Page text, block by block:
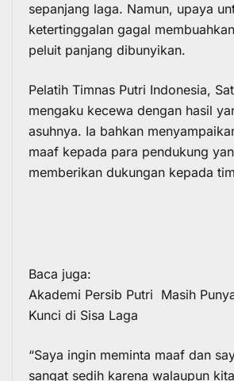
sepanjang laga. Namun, upaya
ketertinggalan gagal
peluit panjang dibunyikan.
Pelatih Timnas Putri Indonesia,
mengaku kecewa dengan hasil
asuhnya. Ia bahkan
maaf kepada para pendukung
memberikan dukungan kepada
Baca juga:
Akademi Persib Putri Masih
Kunci di Sisa Laga
“Saya ingin meminta maaf dan
sangat sedih karena walaupun